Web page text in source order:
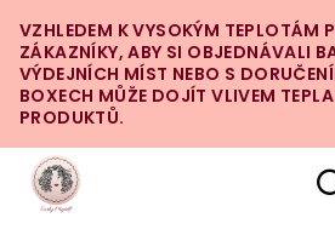
na
obsah
VZHLEDEM K VYSOKÝM TEPLOTÁM
ZÁKAZNÍKY, ABY SI OBJEDNÁVALI
VÝDEJNÍCH MÍST NEBO S
BOXECH MŮŽE DOJÍT VLIVEM
PRODUKTŮ.